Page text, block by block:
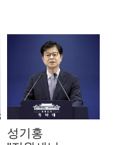
성기홍